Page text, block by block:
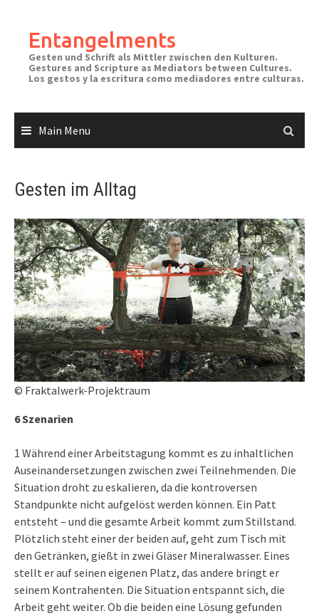
contentEntangelments
Gesten und Schrift als Mittler zwischen den Kulturen.
Gestures and Scripture as Mediators between Cultures.
Los gestos y la escritura como mediadores entre culturas.
Main Menu
Gesten im Alltag
© Fraktalwerk-Projektraum
6 Szenarien
1 Während einer Arbeitstagung kommt es zu inhaltlichen
Auseinandersetzungen zwischen zwei Teilnehmenden. Die
Situation droht zu eskalieren, da die kontroversen
Standpunkte nicht aufgelöst werden können. Ein Patt
entsteht – und die gesamte Arbeit kommt zum Stillstand.
Plötzlich steht einer der beiden auf, geht zum Tisch mit
den Getränken, gießt in zwei Gläser Mineralwasser. Eines
stellt er auf seinen eigenen Platz, das andere bringt er
seinem Kontrahenten. Die Situation entspannt sich, die
Arbeit geht weiter. Ob die beiden eine Lösung gefunden